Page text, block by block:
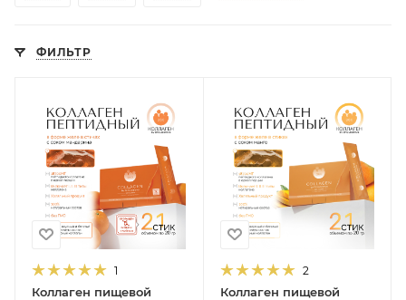
ФИЛЬТР
1
Коллаген пищевой
2
Коллаген пищевой